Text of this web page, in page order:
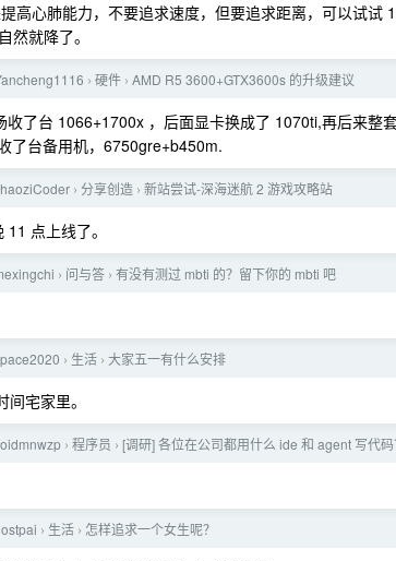
高心肺能力，不要追求速度，但要追求距离，可以试试
然就降了。
› 硬件 › AMD R5 3600+GTX3600s 的升级建议
收了台 1066+1700x ，后面显卡换成了 1070ti,再后来整
了台备用机，6750gre+b450m.
› 分享创造 › 新站尝试-深海迷航 2 游戏攻略站
11 点上线了。
› 问与答 › 有没有测过 mbti 的？留下你的 mbti 吧
› 生活 › 大家五一有什么安排
宅家里。
› 程序员 › [调研] 各位在公司都用什么 ide 和 agent 写代码
› 生活 › 怎样追求一个女生呢？